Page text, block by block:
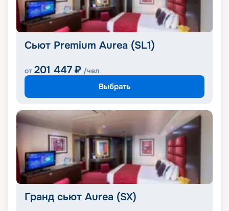
Сьют Premium Aurea (SL1)
от 201 447 ₽ /чел
Выбрать
Гранд сьют Aurea (SX)